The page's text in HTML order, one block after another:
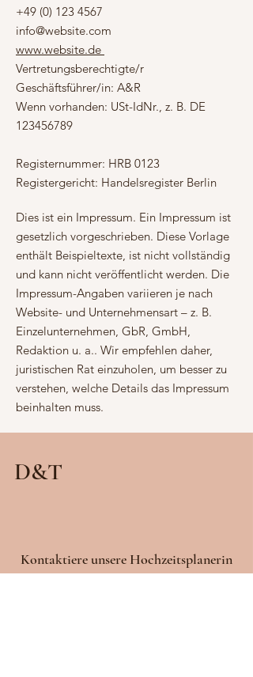
+49 (0) 123 4567
info@website.com
www.website.de
Vertretungsberechtigte/r
Geschäftsführer/in: A&R
Wenn vorhanden: USt-IdNr., z. B. DE
123456789
Registernummer: HRB 0123
Registergericht: Handelsregister Berlin
Dies ist ein Impressum. Ein Impressum ist
gesetzlich vorgeschrieben. Diese Vorlage
enthält Beispieltexte, ist nicht vollständig
und kann nicht veröffentlicht werden. Die
Impressum-Angaben variieren je nach
Website- und Unternehmensart – z. B.
Einzelunternehmen, GbR, GmbH,
Redaktion u. a.. Wir empfehlen daher,
juristischen Rat einzuholen, um besser zu
verstehen, welche Details das Impressum
beinhalten muss.
D&T
Kontaktiere unsere Hochzeitsplanerin
oder